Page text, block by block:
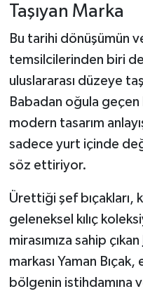
Taşıyan Marka
Bu tarihi dönüşümün
temsilcilerinden biri
uluslararası düzeye
Babadan oğula geçen
modern tasarım
sadece yurt içinde
söz ettiriyor.
Ürettiği şef bıçakları,
geleneksel kılıç
mirasımıza sahip çıkan
markası Yaman
bölgenin istihdamına